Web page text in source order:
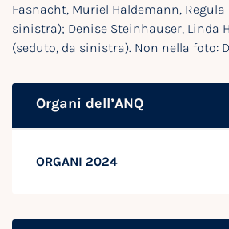
Fasnacht, Muriel Haldemann, Regula
sinistra); Denise Steinhauser, Linda
(seduto, da sinistra). Non nella foto:
Organi dell’ANQ
ORGANI 2024